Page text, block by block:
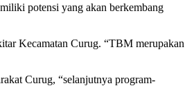
potensi yang akan berkembang
Kecamatan Curug. “TBM merupakan
Curug, “selanjutnya program-